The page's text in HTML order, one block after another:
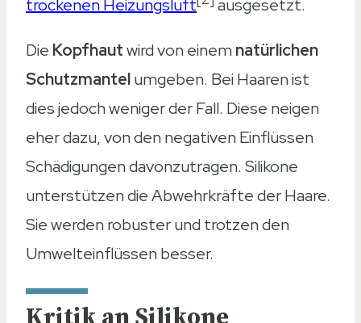
AmazonEbay
AmazonEbay
Amazon
Ebay
trockenen Heizungsluft
ausgesetzt.
Die Kopfhautwird von einemnatürlichen
Schutzmantelumgeben. Bei Haaren ist
dies jedoch weniger der Fall. Diese neigen
eher dazu, von den negativen Einflüssen
Schädigungen davonzutragen. Silikone
unterstützen die Abwehrkräfte der Haare.
Sie werden robuster und trotzen den
Umwelteinflüssen besser.